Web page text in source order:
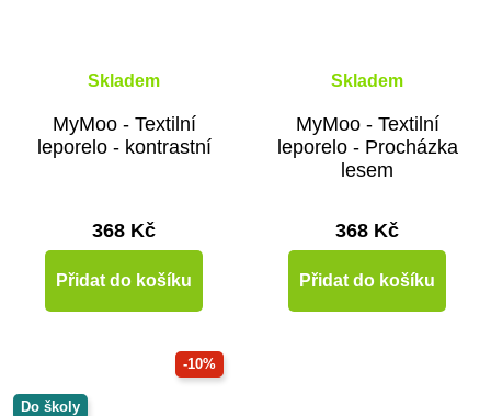
Skladem
MyMoo - Textilní
leporelo - kontrastní
368 Kč
Přidat do košíku
Skladem
MyMoo - Textilní
leporelo - Procházka
lesem
368 Kč
Přidat do košíku
-10%
Do školy